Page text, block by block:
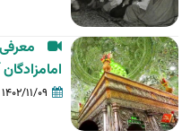
۱۴۰۲/۱۱/۰۹